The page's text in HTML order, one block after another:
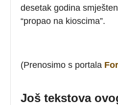
desetak godina
“propao na kioscima”.
(Prenosimo s portala
Još tekstova